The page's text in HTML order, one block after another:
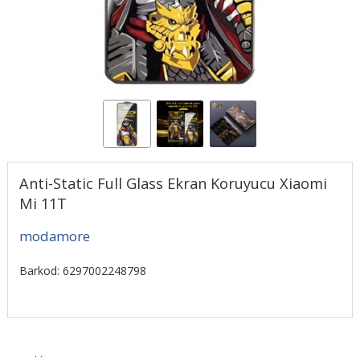
Anti-Static Full Glass Ekran Koruyucu Xiaomi
Mi 11T
modamore
Barkod: 6297002248798